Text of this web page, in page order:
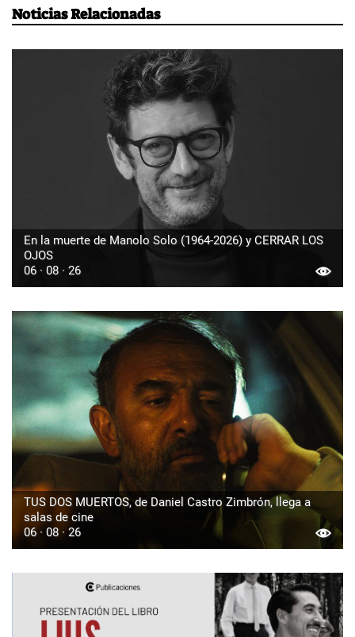
Noticias Relacionadas
En la muerte de Manolo Solo (1964-2026) y CERRAR LOS
OJOS
06 · 08 · 26
TUS DOS MUERTOS, de Daniel Castro Zimbrón, llega a
salas de cine
06 · 08 · 26